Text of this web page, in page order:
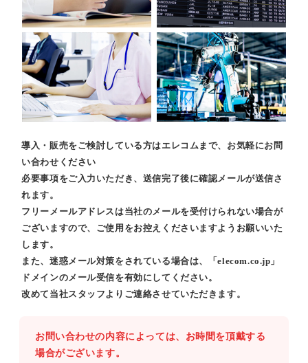
導入・販売をご検討している方はエレコムまで、お気軽にお問
い合わせください
必要事項をご入力いただき、送信完了後に確認メールが送信さ
れます。
フリーメールアドレスは当社のメールを受付けられない場合が
ございますので、ご使用をお控えくださいますようお願いいた
します。
また、迷惑メール対策をされている場合は、「elecom.co.jp」
ドメインのメール受信を有効にしてください。
改めて当社スタッフよりご連絡させていただきます。
お問い合わせの内容によっては、お時間を頂戴する
場合がございます。